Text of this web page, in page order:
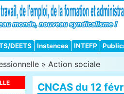
DEETS Instances INTEFP
» Action sociale
CNCAS du 12